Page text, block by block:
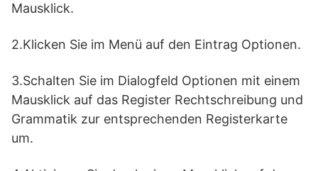
Mausklick.
2.Klicken Sie im Menü auf den Eintrag Optionen.
3.Schalten Sie im Dialogfeld Optionen mit einem
Mausklick auf das Register Rechtschreibung und
Grammatik zur entsprechenden Registerkarte
um.